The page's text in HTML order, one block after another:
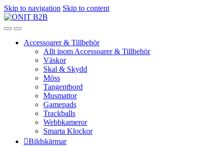
Skip to navigation Skip to content
Accessoarer & Tillbehör
Allt inom Accessoarer & Tillbehör
Väskor
Skal & Skydd
Möss
Tangentbord
Musmattor
Gamepads
Trackballs
Webbkameror
Smarta Klockor
Bildskärmar